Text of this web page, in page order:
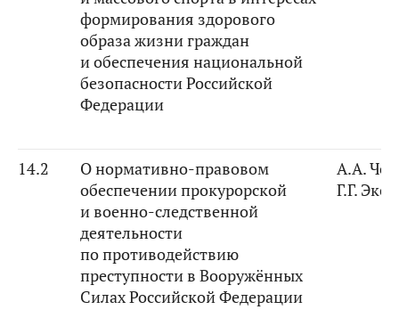
формирования здорового
образа жизни граждан
и обеспечения национальной
безопасности Российской
Федерации
14.2
О нормативно-правовом
обеспечении прокурорской
и военно-следственной
деятельности
по противодействию
преступности в Вооружённых
Силах Российской Федерации
А.А.
Г.Г.